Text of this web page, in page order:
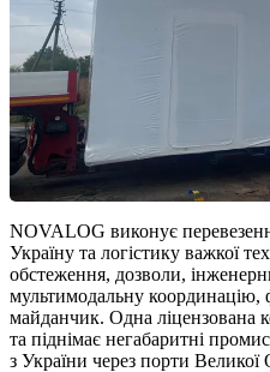
NOVALOG виконує
Україну та логістику важкої
обстеження, дозволи,
мультимодальну координацію,
майданчик. Одна ліцензована
та піднімає негабаритні
з України через порти Великої